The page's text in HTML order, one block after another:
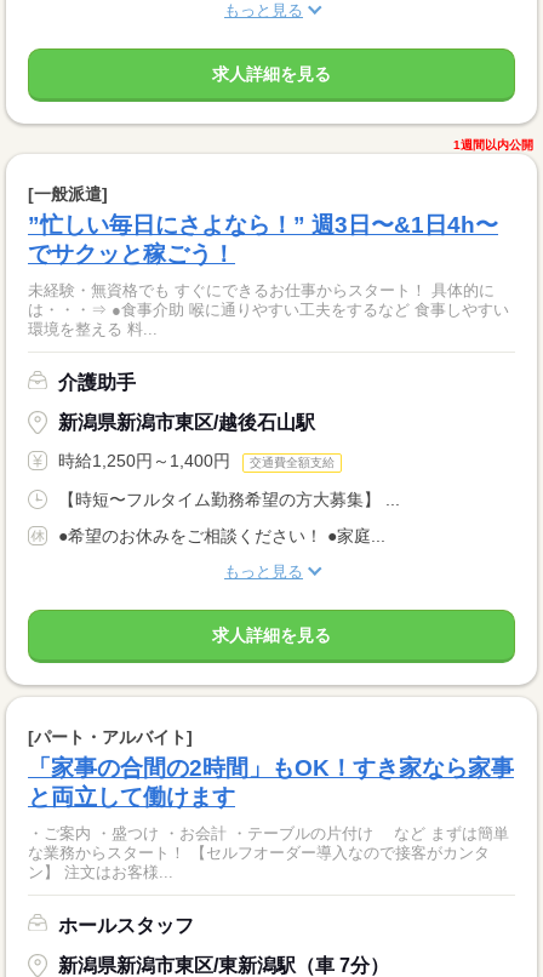
もっと見る
求人詳細を見る
1週間以内公開
[一般派遣]
”忙しい毎日にさよなら！” 週3日〜&1日4h〜
でサクッと稼ごう！
未経験・無資格でも すぐにできるお仕事からスタート！ 具体的に
は・・・⇒ ●食事介助 喉に通りやすい工夫をするなど 食事しやすい
環境を整える 料...
介護助手
新潟県新潟市東区/越後石山駅
時給1,250円～1,400円 交通費全額支給
【時短〜フルタイム勤務希望の方大募集】 ...
●希望のお休みをご相談ください！ ●家庭...
もっと見る
求人詳細を見る
[パート・アルバイト]
「家事の合間の2時間」もOK！すき家なら家事
と両立して働けます
・ご案内 ・盛つけ ・お会計 ・テーブルの片付け など まずは簡単
な業務からスタート！ 【セルフオーダー導入なので接客がカンタ
ン】 注文はお客様...
ホールスタッフ
新潟県新潟市東区/東新潟駅（車 7分）